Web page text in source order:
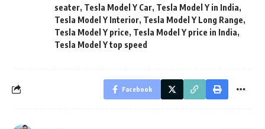
seater, Tesla Model Y Car, Tesla Model Y in India,
Tesla Model Y Interior, Tesla Model Y Long Range,
Tesla Model Y price, Tesla Model Y price in India,
Tesla Model Y top speed
Facebook